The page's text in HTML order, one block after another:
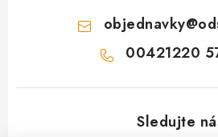
objednavky@
00421220